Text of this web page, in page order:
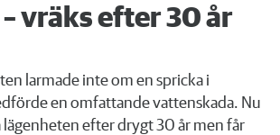
vräks efter 30 år
larmade inte om en spricka i
en omfattande vattenskada. Nu
lägenheten efter drygt 30 år men får